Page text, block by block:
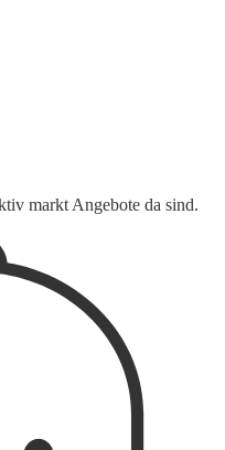
markt Angebote da sind.